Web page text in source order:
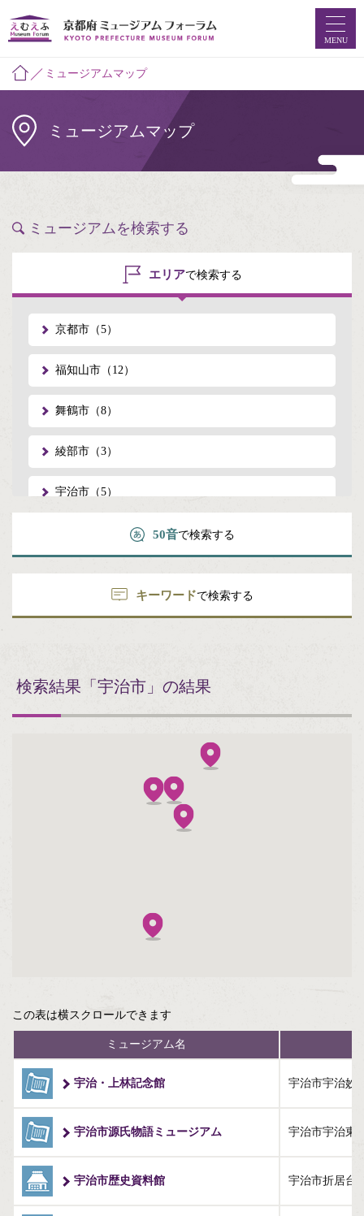
ミュージアムマップ
つなプロ
MENU
ミュージアムマップ
ミュージアムマップ
ミュージアムを検索する
エリアで検索する
京都市（5）
福知山市（12）
舞鶴市（8）
綾部市（3）
宇治市（5）
亀岡市（3）
城陽市（2）
長岡京市（1）
精華町（1）
伊根町（1）
50音で検索する
キーワードで検索する
検索結果 「宇治市」の結果
この表は横スクロールできます
ミュージアム名
宇治・上林記念館 宇治市宇治妙
宇治市源氏物語ミュージアム 宇治市宇治東
宇治市歴史資料館 宇治市折居台